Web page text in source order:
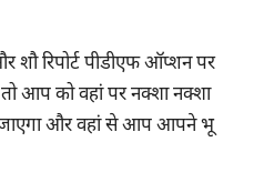
रिपोर्ट पीडीएफ ऑप्शन पर
आप को वहां पर नक्शा नक्शा
और वहां से आप आपने भू